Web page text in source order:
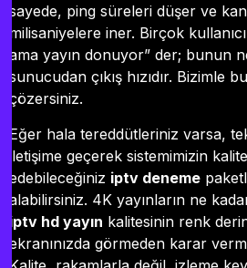
sayede, ping süreleri düşer ve
milisaniyelere iner. Birçok
ama yayın donuyor” der; bunun
sunucudan çıkış hızıdır. Bizimle
çözersiniz.
Eğer hala tereddütleriniz varsa,
iletişime geçerek sistemimizin
edebileceğiniz iptv deneme
alabilirsiniz. 4K yayınların ne
iptv hd yayın kalitesinin renk
ekranınızda görmeden karar